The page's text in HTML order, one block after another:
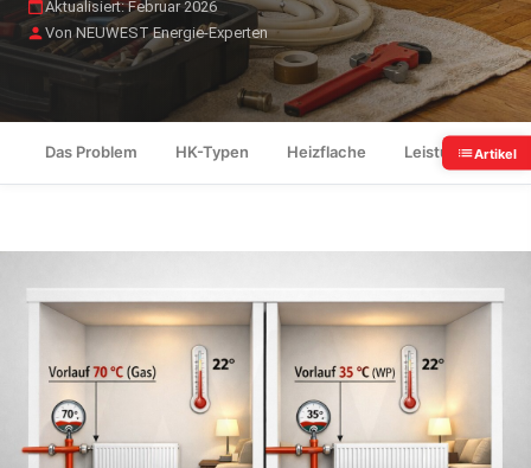
Aktualisiert: Februar 2026
Von NEUWEST Energie-Experten
Das Problem HK-Typen Heizflache Artikel